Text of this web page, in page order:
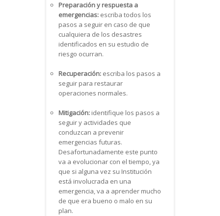
Preparación y respuesta a
emergencias: escriba todos los
pasos a seguir en caso de que
cualquiera de los desastres
identificados en su estudio de
riesgo ocurran.
Recuperación: escriba los pasos a
seguir para restaurar
operaciones normales.
Mitigación: identifique los pasos a
seguir y actividades que
conduzcan a prevenir
emergencias futuras.
Desafortunadamente este punto
va a evolucionar con el tiempo, ya
que si alguna vez su Institución
está involucrada en una
emergencia, va a aprender mucho
de que era bueno o malo en su
plan.